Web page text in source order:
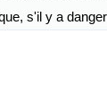
s'il y a